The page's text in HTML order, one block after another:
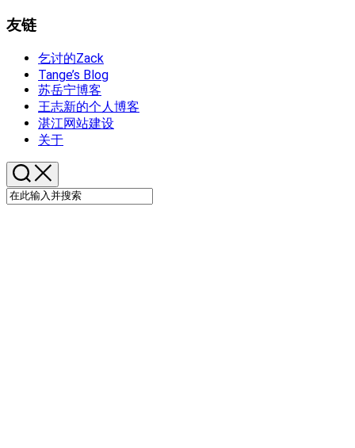
友链
乞讨的Zack
Tange’s Blog
苏岳宁博客
王志新的个人博客
湛江网站建设
关于